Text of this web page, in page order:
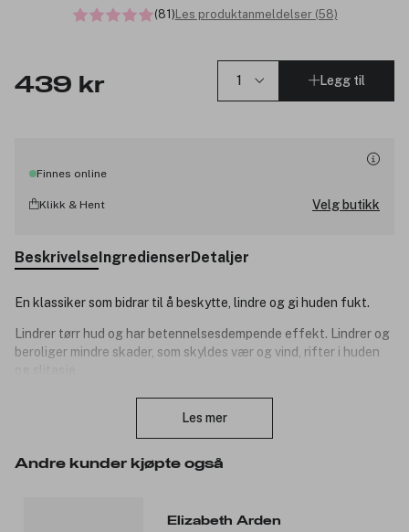
(81)Les produktanmeldelser (58)
439 kr Legg til
Finnes online
Klikk & Hent Velg butikk
BeskrivelseIngredienserDetaljer
En klassiker som bidrar til å beskytte, lindre og gi huden fukt.
Lindrer tørr hud og har betennelsesdempende effekt. Lindrer og
beroliger mindre skader, som skyldes vær og vind, rifter i huden
for hendene ved f eks hudsprekker, da med tynne
Les mer
Andre kunder kjøpte også
Elizabeth Arden